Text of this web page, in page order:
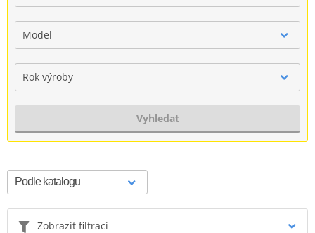
Model
Rok výroby
Vyhledat
Zobrazit filtraci